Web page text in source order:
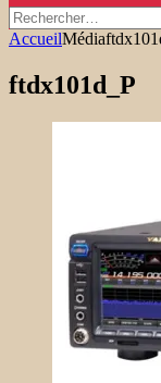
Rechercher :
AccueilMédia
ftdx101d_P